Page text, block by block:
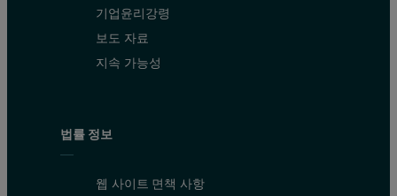
기업윤리강령
보도 자료
지속 가능성
법률 정보
웹 사이트 면책 사항